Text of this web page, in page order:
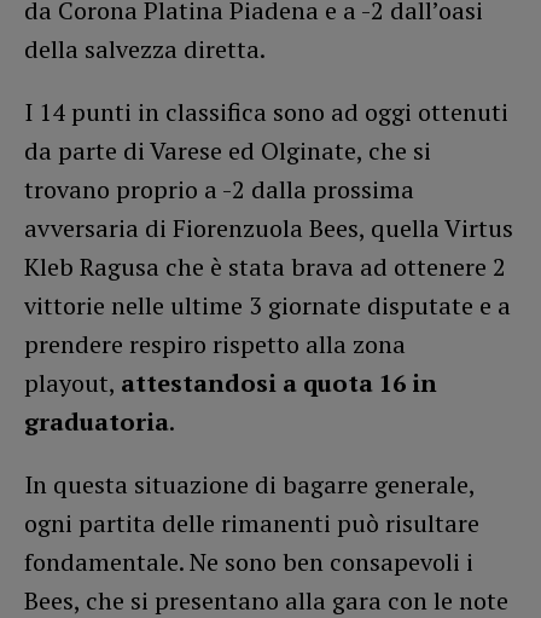
da Corona Platina Piadena e a -2 dall’oasi
della salvezza diretta.
I 14 punti in classifica sono ad oggi ottenuti
da parte di Varese ed Olginate, che si
trovano proprio a -2 dalla prossima
avversaria di Fiorenzuola Bees, quella Virtus
Kleb Ragusa che è stata brava ad ottenere 2
vittorie nelle ultime 3 giornate disputate e a
prendere respiro rispetto alla zona
playout, attestandosi a quota 16 in
graduatoria.
In questa situazione di bagarre generale,
ogni partita delle rimanenti può risultare
fondamentale. Ne sono ben consapevoli i
Bees, che si presentano alla gara con le note